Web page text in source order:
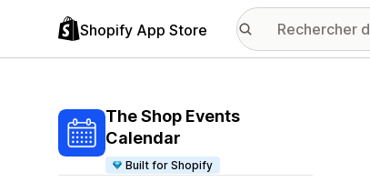
Shopify App Store
The Shop Events
Calendar
Built for Shopify